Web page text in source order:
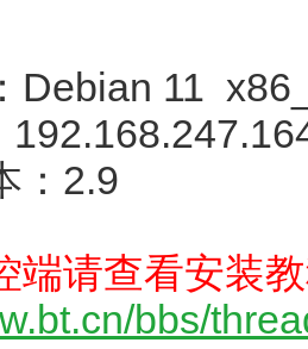
Debian 11
：2.9
端请查看安装
bbs/